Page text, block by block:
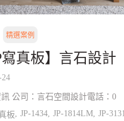
精選案例
寫真板】言石設計
24
公司：言石空間設計電話：0
板
JP-1434, JP-1814LM, JP-3131